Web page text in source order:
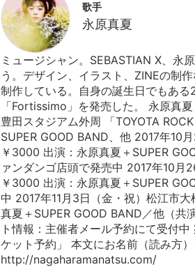
歌手
永原真夏
ミュージシャン。SEBASTIAN X、永
う。デザイン、イラスト、ZINEの制
制作している。自身の誕生日でもあ
「Fortissimo」を発売した。 永原真
豊田スタジアム外周 「TOYOTA
SUPER GOOD BAND、他 2017年10
￥3000 出演：永原真夏＋SUPER
ァンダンゴ店頭で発売中 2017年10
￥3000 出演：永原真夏＋SUPER
中 2017年11月3日（金・祝）松江市
真夏＋SUPER GOOD BAND／他（
ト情報：主催者メール予約にて受付
ケット予約」 本文にお名前（読み方
http://nagaharamanatsu.com/